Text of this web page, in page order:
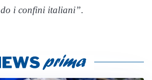
i confini italiani”.